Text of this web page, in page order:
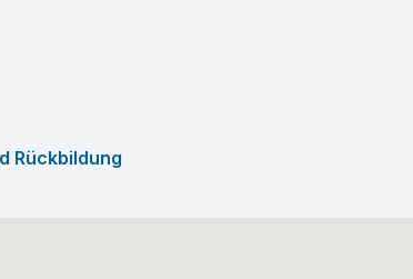
Rückbildung